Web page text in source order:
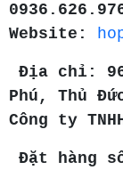
Website :
Địa chỉ:
Phú, Thủ
Công ty
Đặt hàng